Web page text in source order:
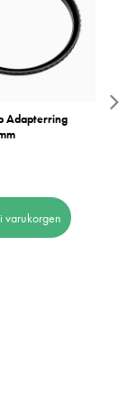
Adapterring
varukorgen